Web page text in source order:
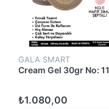
GALA SMART
Cream Gel 30gr No: 11
₺1.080,00